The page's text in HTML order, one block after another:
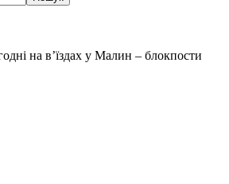
на в’їздах у Малин – блокпости